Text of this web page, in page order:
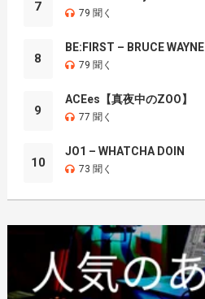
7 79 聞く
8
BE:FIRST – BRUCE WAYNE
79 聞く
9
ACEes【真夜中のZOO】
77 聞く
10
JO1 – WHATCHA DOIN
73 聞く